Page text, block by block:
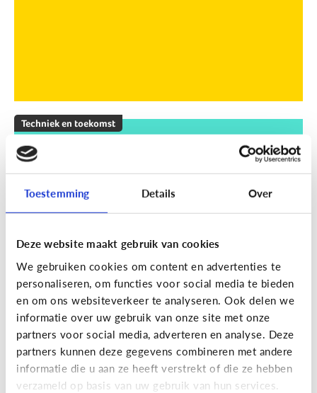
Toestemming Details Over
Deze website maakt gebruik van cookies
We gebruiken cookies om content en advertenties te
personaliseren, om functies voor social media te bieden
en om ons websiteverkeer te analyseren. Ook delen we
informatie over uw gebruik van onze site met onze
partners voor social media, adverteren en analyse. Deze
partners kunnen deze gegevens combineren met andere
informatie die u aan ze heeft verstrekt of die ze hebben
verzameld op basis van uw gebruik van hun services.
Techniek en toekomst
Wat zijn smart devices?
Techniek en toekomst
Wat je moet weten over VR en AR